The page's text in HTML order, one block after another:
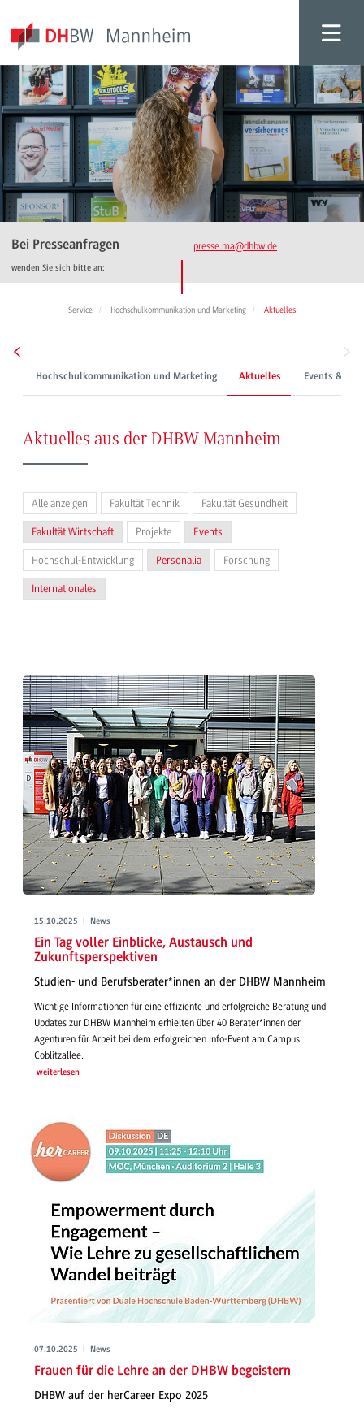
Bei Presseanfragen
wenden Sie sich bitte an:
presse.ma@dhbw.de
Service Hochschulkommunikation und Marketing Aktuelles
Hochschulkommunikation und Marketing Aktuelles Events &
Aktuelles aus der DHBW Mannheim
Alle anzeigen Fakultät Technik Fakultät Gesundheit
Fakultät Wirtschaft Projekte Events
Hochschul-Entwicklung Personalia Forschung
Internationales
15.10.2025 | News
Ein Tag voller Einblicke, Austausch und
Zukunftsperspektiven
Studien- und Berufsberater*innen an der DHBW Mannheim
Wichtige Informationen für eine effiziente und erfolgreiche Beratung und
Updates zur DHBW Mannheim erhielten über 40 Berater*innen der
Agenturen für Arbeit bei dem erfolgreichen Info-Event am Campus
Coblitzallee.
weiterlesen
07.10.2025 | News
Frauen für die Lehre an der DHBW begeistern
DHBW auf der herCareer Expo 2025